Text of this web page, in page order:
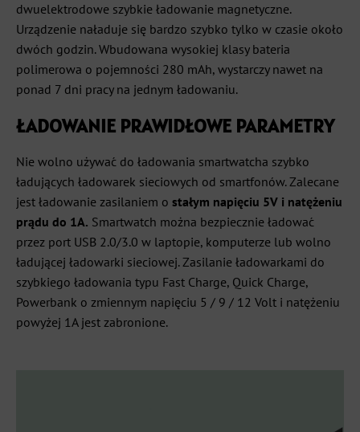
dwuelektrodowe szybkie ładowanie magnetyczne.
Urządzenie naładuje się bardzo szybko tylko w czasie około
dwóch godzin. Wbudowana wysokiej klasy bateria
polimerowa o pojemności 280 mAh, wystarczy nawet na
ponad 7 dni pracy na jednym ładowaniu.
ŁADOWANIE PRAWIDŁOWE PARAMETRY
Nie wolno używać do ładowania smartwatcha szybko
ładujących ładowarek sieciowych od smartfonów. Zalecane
jest ładowanie zasilaniem o stałym napięciu 5V i natężeniu
prądu do 1A. Smartwatch można bezpiecznie ładować
przez port USB 2.0/3.0 w laptopie, komputerze lub wolno
ładującej ładowarki sieciowej. Zasilanie ładowarkami do
szybkiego ładowania typu Fast Charge, Quick Charge,
Powerbank o zmiennym napięciu 5 / 9 / 12 Volt i natężeniu
powyżej 1A jest zabronione.